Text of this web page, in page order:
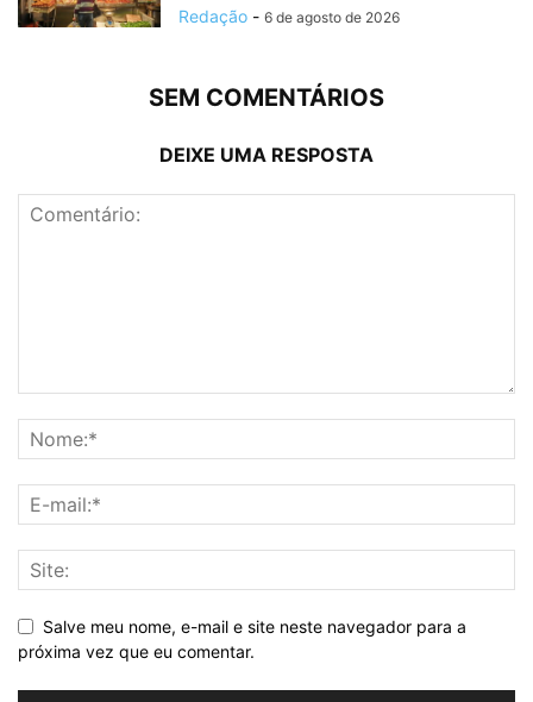
Redação - 6 de agosto de 2026
SEM COMENTÁRIOS
DEIXE UMA RESPOSTA
Salve meu nome, e-mail e site neste navegador para a
próxima vez que eu comentar.